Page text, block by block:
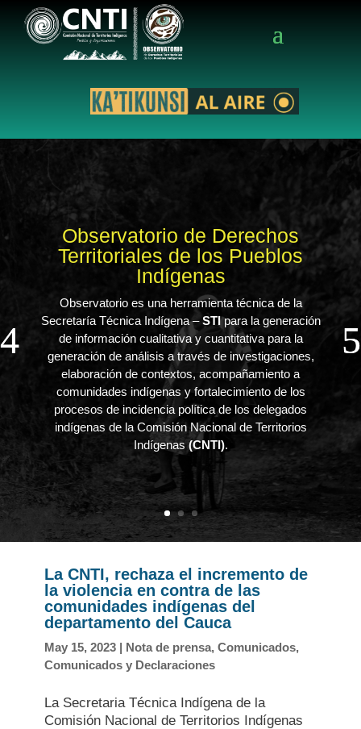
Observatorio de Derechos
Territoriales de los Pueblos
Indígenas
Observatorio es una herramienta técnica de la
Secretaría Técnica Indígena –STIpara la generación
de información cualitativa y cuantitativa para la
generación de análisis a través de investigaciones,
elaboración de contextos, acompañamiento a
comunidades indígenas y fortalecimiento de los
procesos de incidencia política de los delegados
indígenas de la Comisión Nacional de Territorios
Indígenas(CNTI).
La CNTI, rechaza el incremento de
la violencia en contra de las
comunidades indígenas del
departamento del Cauca
May 15, 2023| Nota de prensa, Comunicados,
Comunicados y Declaraciones
La Secretaria Técnica Indígena de la
Comisión Nacional de Territorios Indígenas